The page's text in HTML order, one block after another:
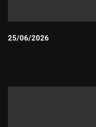
25/06/2026